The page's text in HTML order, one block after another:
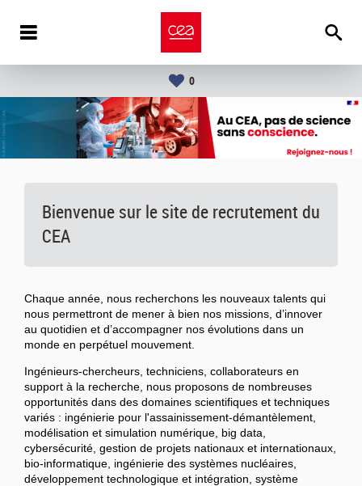
0
Bienvenue sur le site de recrutement du
CEA
Chaque année, nous recherchons les nouveaux talents qui
nous permettront de mener à bien nos missions, d’innover
au quotidien et d’accompagner nos évolutions dans un
monde en perpétuel mouvement.
Ingénieurs-chercheurs, techniciens, collaborateurs en
support à la recherche, nous proposons de nombreuses
opportunités dans des domaines scientifiques et techniques
variés : ingénierie pour l'assainissement-démantèlement,
modélisation et simulation numérique, big data,
cybersécurité, gestion de projets nationaux et internationaux,
bio-informatique, ingénierie des systèmes nucléaires,
développement technologique et intégration, système